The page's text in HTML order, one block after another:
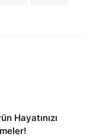
Hayatınızı